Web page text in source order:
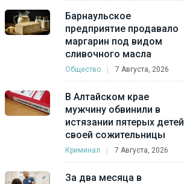
Барнаульское
предприятие продавало
маргарин под видом
сливочного масла
Общество 7 Августа, 2026
В Алтайском крае
мужчину обвинили в
истязании пятерых детей
своей сожительницы
Криминал 7 Августа, 2026
За два месяца в